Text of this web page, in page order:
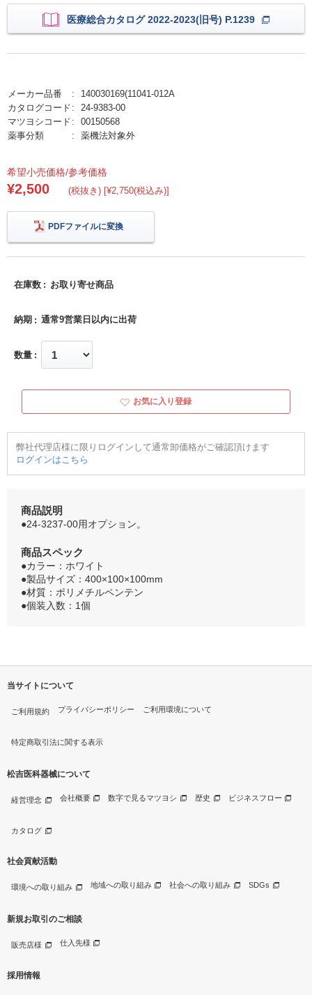
医療総合カタログ 2022-2023(旧号) P.1239
メーカー品番
140030169(11041-012A
カタログコード
24-9383-00
マツヨシコード
00150568
薬事分類
薬機法対象外
希望小売価格/参考価格
¥2,500 (税抜き) [¥2,750(税込み)]
PDFファイルに変換
在庫数 お取り寄せ商品
納期 通常9営業日以内に出荷
数量
お気に入り登録
弊社代理店様に限りログインして通常卸価格がご確認頂けます
ログインはこちら
商品説明
●24-3237-00用オプション。
商品スペック
●カラー：ホワイト
●製品サイズ：400×100×100mm
●材質：ポリメチルペンテン
●個装入数：1個
当サイトについて
ご利用規約 プライバシーポリシー ご利用環境について
特定商取引法に関する表示
松吉医科器械について
経営理念 会社概要 数字で見るマツヨシ 歴史 ビジネスフロー
カタログ
社会貢献活動
環境への取り組み 地域への取り組み 社会への取り組み SDGs
新規お取引のご相談
販売店様 仕入先様
採用情報